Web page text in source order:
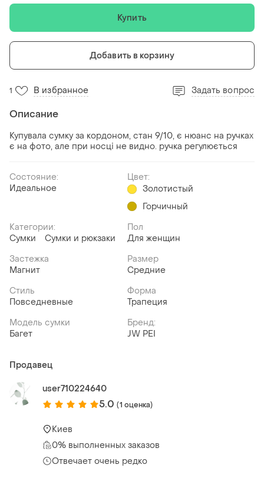
Купить
Добавить в корзину
1 В избранное Задать вопрос
Описание
Купувала сумку за кордоном, стан 9/10, є нюанс на ручках
є на фото, але при носці не видно. ручка регулюється
Состояние:
Идеальное
Цвет:
Золотистый
Горчичный
Категории:
Сумки
Сумки и рюкзаки
Пол
Для женщин
Застежка
Магнит
Размер
Средние
Стиль
Повседневные
Форма
Трапеция
Модель сумки
Багет
Бренд:
JW PEI
Продавец
user710224640
5.0 (1 оценка)
Киев
0% выполненных заказов
Отвечает очень редко